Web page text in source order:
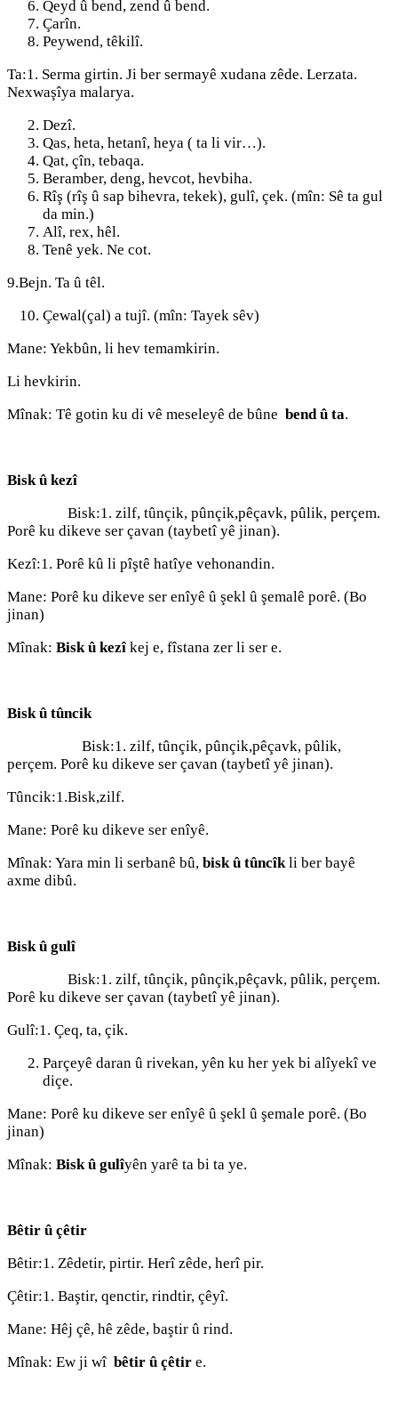
Qeyd û bend, zend û bend.
Çarîn.
Peywend, têkilî.
Ta:1. Serma girtin. Ji ber sermayê xudana zêde. Lerzata.
Nexwaşîya malarya.
Dezî.
Qas, heta, hetanî, heya ( ta li vir…).
Qat, çîn, tebaqa.
Beramber, deng, hevcot, hevbiha.
Rîş (rîş û sap bihevra, tekek), gulî, çek. (mîn: Sê ta gul
da min.)
Alî, rex, hêl.
Tenê yek. Ne cot.
9.Bejn. Ta û têl.
Çewal(çal) a tujî. (mîn: Tayek sêv)
Mane: Yekbûn, li hev temamkirin.
Li hevkirin.
Mînak: Tê gotin ku di vê meseleyê de bûne bend û ta.
Bisk û kezî
Bisk:1. zilf, tûnçik, pûnçik,pêçavk, pûlik, perçem.
Porê ku dikeve ser çavan (taybetî yê jinan).
Kezî:1. Porê kû li pîştê hatîye vehonandin.
Mane: Porê ku dikeve ser enîyê û şekl û şemalê porê. (Bo
jinan)
Mînak: Bisk û kezî kej e, fîstana zer li ser e.
Bisk û tûncik
Bisk:1. zilf, tûnçik, pûnçik,pêçavk, pûlik,
perçem. Porê ku dikeve ser çavan (taybetî yê jinan).
Tûncik:1.Bisk,zilf.
Mane: Porê ku dikeve ser enîyê.
Mînak: Yara min li serbanê bû, bisk û tûncîk li ber bayê
axme dibû.
Bisk û gulî
Bisk:1. zilf, tûnçik, pûnçik,pêçavk, pûlik, perçem.
Porê ku dikeve ser çavan (taybetî yê jinan).
Gulî:1. Çeq, ta, çik.
Parçeyê daran û rivekan, yên ku her yek bi alîyekî ve
diçe.
Mane: Porê ku dikeve ser enîyê û şekl û şemale porê. (Bo
jinan)
Mînak: Bisk û gulîyên yarê ta bi ta ye.
Bêtir û çêtir
Bêtir:1. Zêdetir, pirtir. Herî zêde, herî pir.
Çêtir:1. Baştir, qenctir, rindtir, çêyî.
Mane: Hêj çê, hê zêde, baştir û rind.
Mînak: Ew ji wî bêtir û çêtir e.